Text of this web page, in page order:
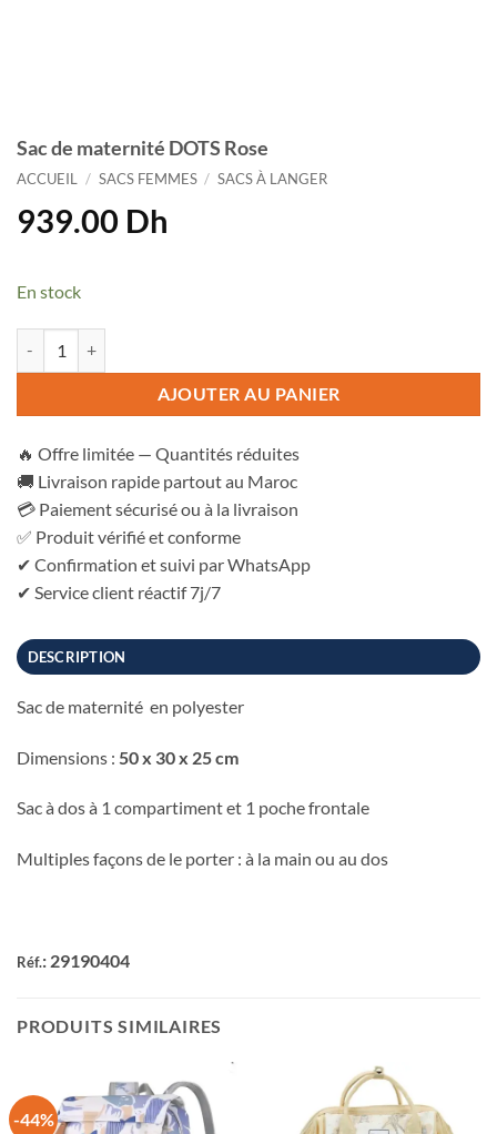
Sac de maternité DOTS Rose
ACCUEIL / SACS FEMMES / SACS À LANGER
939.00 Dh
En stock
AJOUTER AU PANIER
🔥 Offre limitée — Quantités réduites
🚚 Livraison rapide partout au Maroc
💳 Paiement sécurisé ou à la livraison
✅ Produit vérifié et conforme
✔ Confirmation et suivi par WhatsApp
✔ Service client réactif 7j/7
DESCRIPTION
Sac de maternité en polyester
Dimensions : ‎ 50 x 30 x 25 cm
Sac à dos à 1 compartiment et 1 poche frontale
Multiples façons de le porter : à la main ou au dos
Réf.: 29190404
PRODUITS SIMILAIRES
-44%